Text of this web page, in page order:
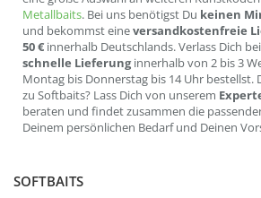
Metallbaits. Bei uns benötigst Du keinen
und bekommst eineversandkostenfreie
50 € innerhalb Deutschlands. Verlass Dich
schnelle Lieferunginnerhalb von 2 bis 3
Montag bis Donnerstag bis 14 Uhr bestellst.
zu Softbaits? Lass Dich von unserem
beraten und findet zusammen die
Deinem persönlichen Bedarf und Deinen
SOFTBAITS